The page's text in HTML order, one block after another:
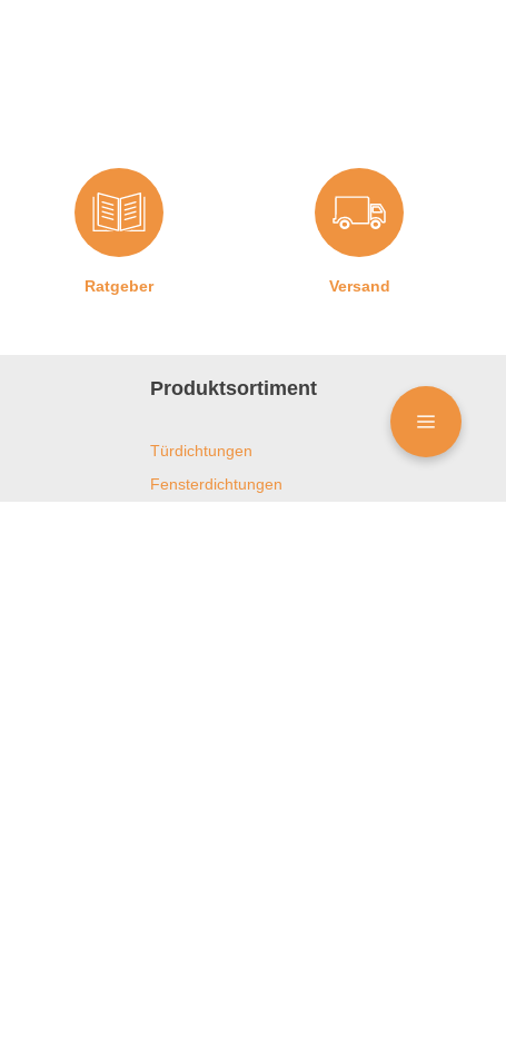
Ratgeber Versand
Produktsortiment
Türdichtungen
Fensterdichtungen